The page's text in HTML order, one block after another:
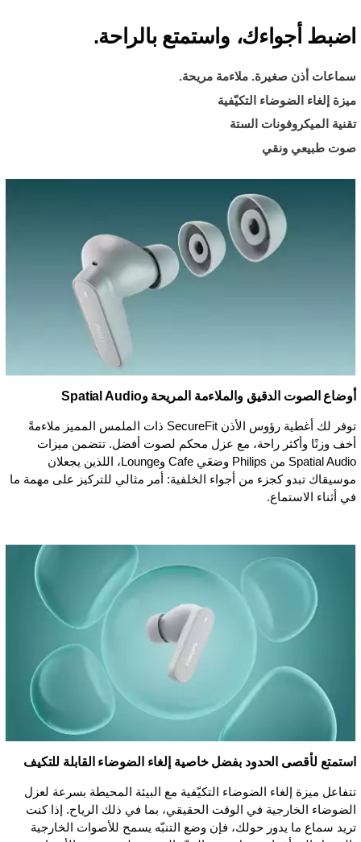
اضبط أجواءك، واستمتع بالراحة.
سماعات أذن صغيرة. ملاءمة مريحة.
ميزة إلغاء الضوضاء التكيّفية
تقنية الميكروفونات الستة
صوت طبيعي ونقي
أوضاع الصوت الدقيق والملاءمة المريحة وSpatial Audio
توفر لك أغطية رؤوس الأذن SecureFit ذات الملمس المميز ملاءمةً
أخف وزنًا وأكثر راحة، مع عزل محكم لصوت أفضل. تتضمن ميزات
Spatial Audio من Philips وضعَي Cafe وLounge، اللذين يجعلان
موسيقاك تبدو كجزء من أجواء الخلفية: أمر مثالي للتركيز على مهمة ما
في أثناء الاستماع.
استمتع لأقصى الحدود بفضل خاصية إلغاء الضوضاء القابلة للتكيف
تتفاعل ميزة إلغاء الضوضاء التكيّفية مع البيئة المحيطة بسرعة لعزل
الضوضاء الخارجية في الوقت الحقيقي، بما في ذلك الرياح. إذا كنت
تريد سماع ما يدور حولك، فإن وضع التنبّه يسمح للأصوات الخارجية